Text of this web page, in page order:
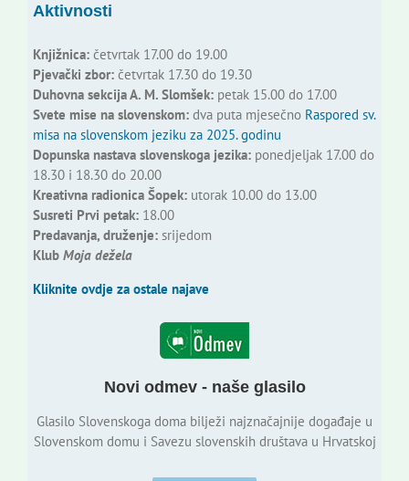
Aktivnosti
Knjižnica:četvrtak 17.00 do 19.00
Pjevački zbor:četvrtak 17.30 do 19.30
Duhovna sekcija A. M. Slomšek:petak 15.00 do 17.00
Svete mise na slovenskom:dva puta mjesečno Raspored sv.
misa na slovenskom jeziku za 2025. godinu
Dopunska nastava slovenskoga jezika:ponedjeljak 17.00 do
18.30 i 18.30 do 20.00
Kreativna radionica Šopek:utorak 10.00 do 13.00
Susreti Prvi petak:18.00
Predavanja, druženje:srijedom
Klub Moja dežela
Kliknite ovdje za ostale najave
Novi odmev - naše glasilo
Glasilo Slovenskoga doma bilježi najznačajnije događaje u
Slovenskom domu i Savezu slovenskih društava u Hrvatskoj